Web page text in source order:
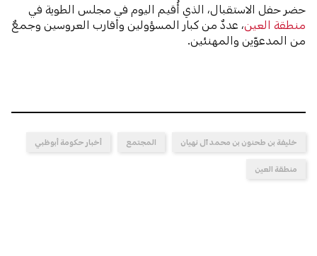
حضر حفل الاستقبال، الذي أُقيم اليوم في مجلس الطوية في
منطقة العين، عددٌ من كبار المسؤولين وأقارب العروسين وجمعٌ
من المدعوّين والمهنئين.
خليفة بن طحنون بن محمد آل نهيان المجتمع أخبار حكومة أبوظبي
منطقة العين